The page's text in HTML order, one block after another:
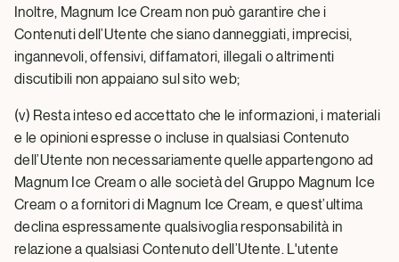
Inoltre, Magnum Ice Cream non può garantire che i
Contenuti dell’Utente che siano danneggiati, imprecisi,
ingannevoli, offensivi, diffamatori, illegali o altrimenti
discutibili non appaiano sul sito web;
(v) Resta inteso ed accettato che le informazioni, i materiali
e le opinioni espresse o incluse in qualsiasi Contenuto
dell’Utente non necessariamente quelle appartengono ad
Magnum Ice Cream o alle società del Gruppo Magnum Ice
Cream o a fornitori di Magnum Ice Cream, e quest’ultima
declina espressamente qualsivoglia responsabilità in
relazione a qualsiasi Contenuto dell’Utente. L'utente